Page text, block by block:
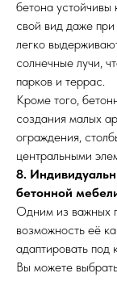
бетона
свой вид даже
легко
солнечные лучи,
парков и террас.
Кроме того,
создания малых
ограждения,
центральными
8.
бетонной
Одним из важных
возможность её
адаптировать под
Вы можете